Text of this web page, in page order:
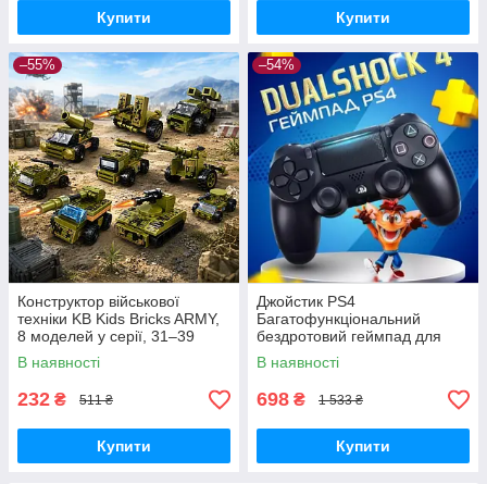
Купити Купити
–55%
Конструктор військової
техніки KB Kids Bricks ARMY,
8 моделей у серії, 31–39
деталей, 6+
В наявності
232 ₴ 511 ₴
Купити
–54%
Джойстик PS4
Багатофункціональний
бездротовий геймпад для
Bluetooth-консолі з подвійною
вібрацією DualShock 4 V3.5
PlayStation 4,
В наявності
698 ₴ 1 533 ₴
Купити